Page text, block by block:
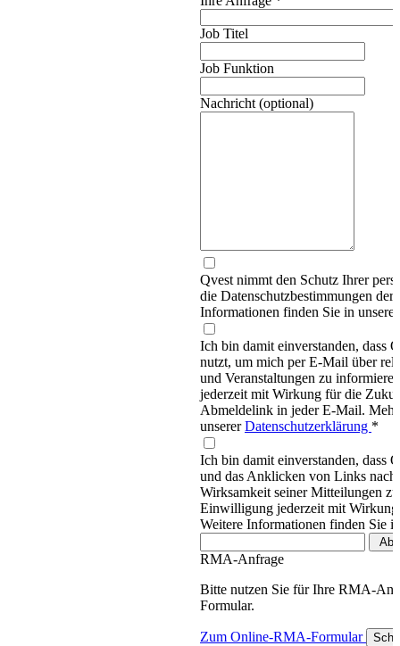
Job Titel
Job Funktion
Nachricht (optional)
Qvest nimmt den Schutz Ihrer
die Datenschutzbestimmungen
Informationen finden Sie in
Ich bin damit einverstanden, dass
nutzt, um mich per E-Mail über
und Veranstaltungen zu
jederzeit mit Wirkung für die
Abmeldelink in jeder E-Mail.
unsererDatenschutzerklärung *
Ich bin damit einverstanden, dass
und das Anklicken von Links
Wirksamkeit seiner Mitteilungen
Einwilligung jederzeit mit
Weitere Informationen finden Sie
RMA-Anfrage
Bitte nutzen Sie für Ihre RMA-
Formular.
Zum Online-RMA-Formular